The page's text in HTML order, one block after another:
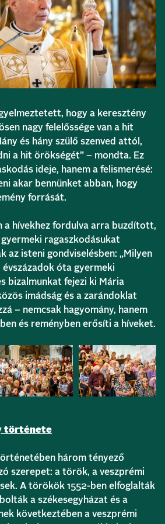
hogy a keresztény
nagy felelőssége van a hit
és hány szülő szenved attól,
a hit örökségét” – mondta. Ez
ideje, hanem a felismerésé:
akar bennünket abban, hogy
forrását.
a hívekhez fordulva arra buzdított,
ragaszkodásukat
az isteni gondviselésben: „Milyen
évszázadok óta gyermeki
bizalmunkat fejezi ki Mária
imádság és a zarándoklat
– nemcsak hagyomány, hanem
és reményben erősíti a híveket.
története
három tényező
szerepet: a török, a veszprémi
A törökök 1552-ben elfoglalták
a székesegyházat és a
következtében a veszprémi